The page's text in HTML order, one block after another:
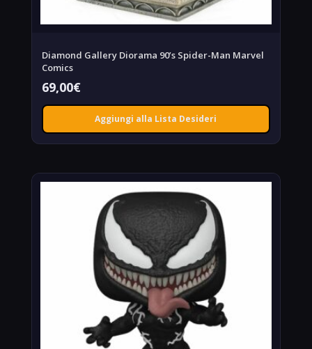
Diamond Gallery Diorama 90’s Spider-Man Marvel
Comics
69,00€
Aggiungi alla Lista Desideri